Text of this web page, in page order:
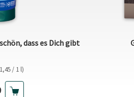
dass es Dich gibt
/ 1 l)
Preis